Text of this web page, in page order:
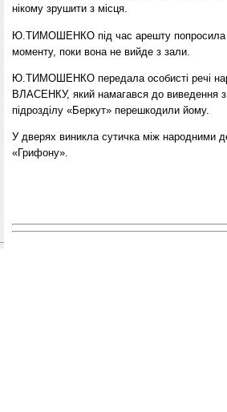
нікому зрушити з місця.
Ю.ТИМОШЕНКО під час арешту попросила
моменту, поки вона не вийде з зали.
Ю.ТИМОШЕНКО передала особисті речі
ВЛАСЕНКУ, який намагався до виведення з
підрозділу «Беркут» перешкодили йому.
У дверях виникла сутичка між народними
«Грифону».